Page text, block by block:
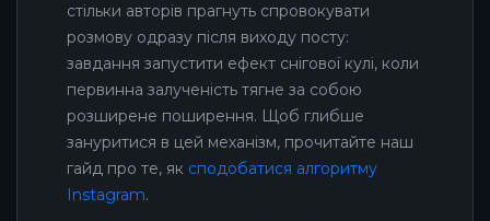
стільки авторів прагнуть спровокувати
розмову одразу після виходу посту:
завдання запустити ефект снігової кулі, коли
первинна залученість тягне за собою
розширене поширення. Щоб глибше
зануритися в цей механізм, прочитайте наш
гайд про те, як сподобатися алгоритму
Instagram.